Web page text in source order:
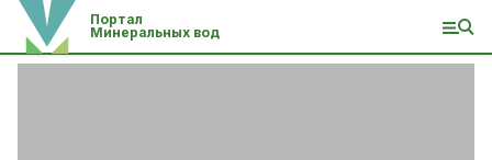
Портал
Минеральных вод